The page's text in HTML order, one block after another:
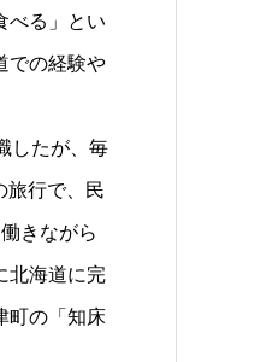
べる」とい
での経験や
したが、毎
旅行で、民
きながら
北海道に完
町の「知床